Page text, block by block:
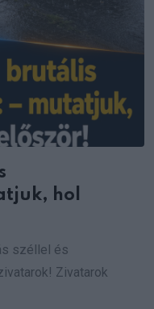
hol
széllel és
Zivatarok